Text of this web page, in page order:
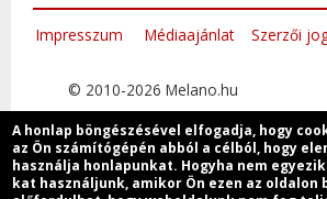
Impresszum Médiaajánlat Szerzői
© 2010-2026
Csatlakozzon
A honlap böngészésével elfogadja, hogy
az Ön számítógépén abból a célból, hogy
használja honlapunkat. Hogyha nem
kat használjunk, amikor Ön ezen az oldalon